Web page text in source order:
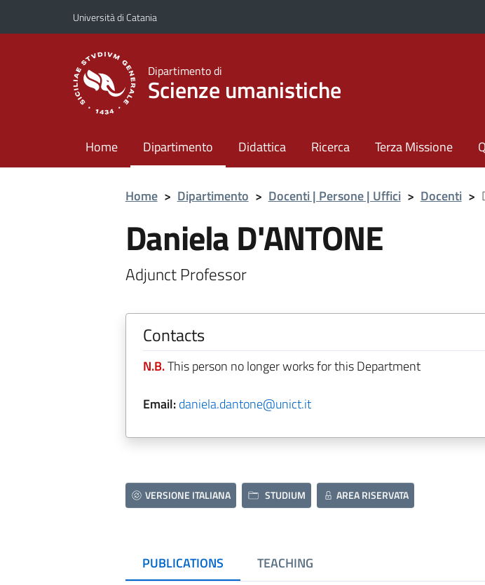
Vai al contenuto principale
Vai al menu di navigazione
Università di Catania
Dipartimento di
Scienze umanistiche
Home Dipartimento Didattica Ricerca Terza Missione
Home > Dipartimento > Docenti | Persone | Uffici > Docenti >
Daniela D'ANTONE
Adjunct Professor
Contacts
N.B.This person no longer works for this Department
Email:daniela.dantone@unict.it
VERSIONE ITALIANA STUDIUM AREA RISERVATA
PUBLICATIONS TEACHING